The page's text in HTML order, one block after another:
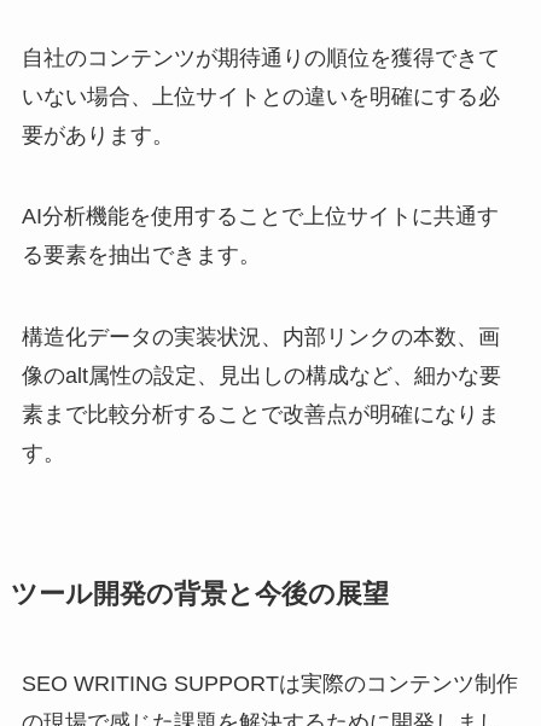
自社のコンテンツが期待通りの順位を獲得できて
いない場合、上位サイトとの違いを明確にする必
要があります。
AI分析機能を使用することで上位サイトに共通す
る要素を抽出できます。
構造化データの実装状況、内部リンクの本数、画
像のalt属性の設定、見出しの構成など、細かな要
素まで比較分析することで改善点が明確になりま
す。
ツール開発の背景と今後の展望
SEO WRITING SUPPORTは実際のコンテンツ制作